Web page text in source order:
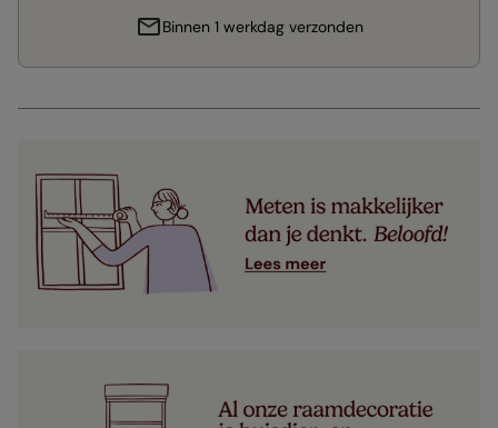
Binnen 1 werkdag verzonden